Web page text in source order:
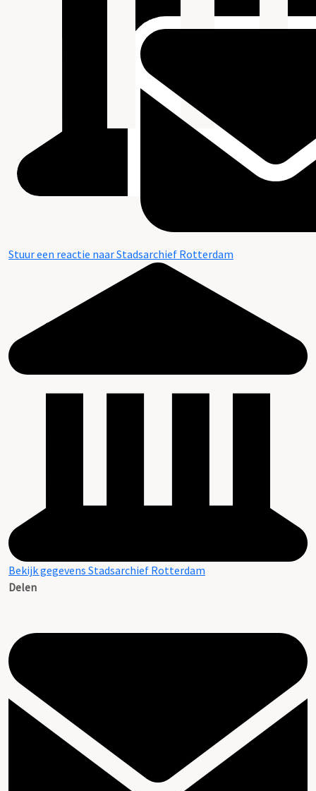
Stuur een reactie naar Stadsarchief Rotterdam
Bekijk gegevens Stadsarchief Rotterdam
Delen